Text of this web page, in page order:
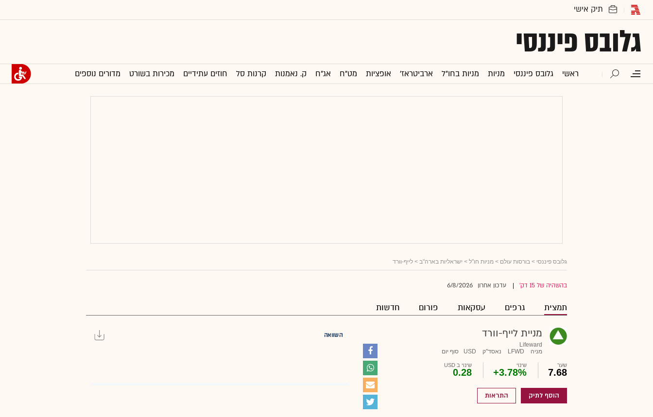
גלובס פיננסי
ראשי גלובס פיננסי מניות מניות בחו"ל ארביטראז' אופציות מט"ח אג"ח ק. נאמנות קרנות סל חוזים עתידיים מכירות בשורט מדורים נוספים
גלובס פיננסי > בורסות עולם > מניות חו"ל > ישראליות בארה"ב > לייף-וורד
בהשהיה של 15 דק' עדכון אחרון 6/8/2026
תמצית גרפים עסקאות פורום חדשות
מניית לייף-וורד
Lifeward
מניה
LFWD נאסד"ק USD סוף יום
שער
7.68
שינוי
+3.78%
שינוי ב USD
0.28
הוסף לתיק התראות
השוואה